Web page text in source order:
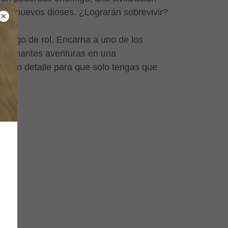
y nuevos dioses. ¿Lograrán sobrevivir?
juego de rol. Encarna a uno de los
aventuras en una
detalle para que solo tengas que